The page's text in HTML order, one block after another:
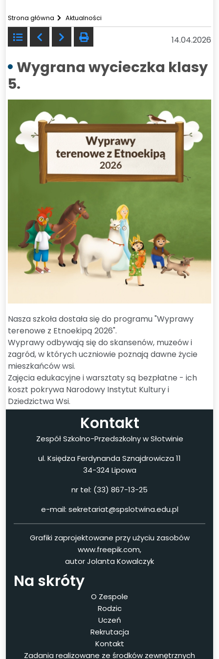
Strona główna Aktualności
Powrót
do
listy
Poprzedni
Następny
drukuj 14.04.2026
Wygrana wycieczka klasy
5.
Nasza szkoła dostała się do programu "Wyprawy
terenowe z Etnoekipą 2026".
Wyprawy odbywają się do skansenów, muzeów i
zagród, w których uczniowie poznają dawne życie
mieszkańców wsi.
Zajęcia edukacyjne i warsztaty są bezpłatne - ich
koszt pokrywa Narodowy Instytut Kultury i
Dziedzictwa Wsi.
Kontakt
Zespół Szkolno-Przedszkolny w Słotwinie
ul. Księdza Ferdynanda Sznajdrowicza 11
34-324 Lipowa
nr tel: (33) 867-13-25
e-mail: sekretariat@spslotwina.edu.pl
Grafiki zaprojektowane przy użyciu zasobów
www.freepik.com,
autor Jolanta Kowalczyk
Na skróty
O Zespole
Rodzic
Uczeń
Rekrutacja
Kontakt
Zadania realizowane ze środków zewnętrznych